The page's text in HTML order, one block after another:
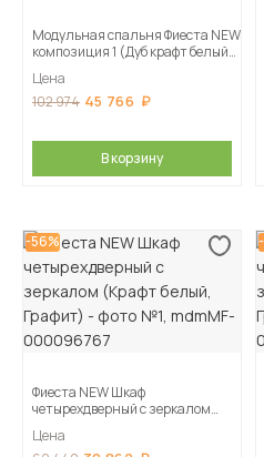
Модульная спальня Фиеста NEW
композиция 1 (Дуб крафт белый/
Цена
102 974 45 766
В корзину
-56%
Фиеста NEW Шкаф
четырехдверный с зеркалом
Цена